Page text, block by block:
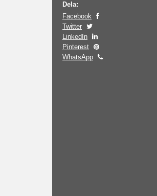
Dela:
Facebook
Twitter
LinkedIn
Pinterest
WhatsApp